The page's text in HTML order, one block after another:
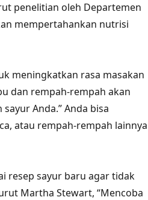
penelitian oleh Departemen
mempertahankan nutrisi
meningkatkan rasa masakan
dan rempah-rempah akan
Anda.” Anda bisa
atau rempah-rempah lainnya
resep sayur baru agar tidak
Martha Stewart, “Mencoba